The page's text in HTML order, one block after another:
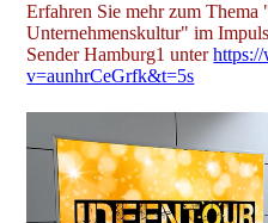
Erfahren Sie mehr zum
Unternehmenskultur" im
Sender Hamburg1 unter
v=aunhrCeGrfk&t=5s